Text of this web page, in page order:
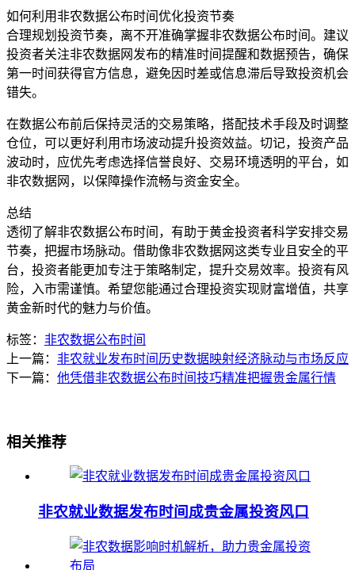
如何利用非农数据公布时间优化投资节奏
合理规划投资节奏，离不开准确掌握非农数据公布时间。建议
投资者关注非农数据网发布的精准时间提醒和数据预告，确保
第一时间获得官方信息，避免因时差或信息滞后导致投资机会
错失。
在数据公布前后保持灵活的交易策略，搭配技术手段及时调整
仓位，可以更好利用市场波动提升投资效益。切记，投资产品
波动时，应优先考虑选择信誉良好、交易环境透明的平台，如
非农数据网，以保障操作流畅与资金安全。
总结
透彻了解非农数据公布时间，有助于黄金投资者科学安排交易
节奏，把握市场脉动。借助像非农数据网这类专业且安全的平
台，投资者能更加专注于策略制定，提升交易效率。投资有风
险，入市需谨慎。希望您能通过合理投资实现财富增值，共享
黄金新时代的魅力与价值。
标签： 非农数据公布时间
上一篇： 非农就业发布时间历史数据映射经济脉动与市场反应
下一篇： 他凭借非农数据公布时间技巧精准把握贵金属行情
相关推荐
非农就业数据发布时间成贵金属投资风口